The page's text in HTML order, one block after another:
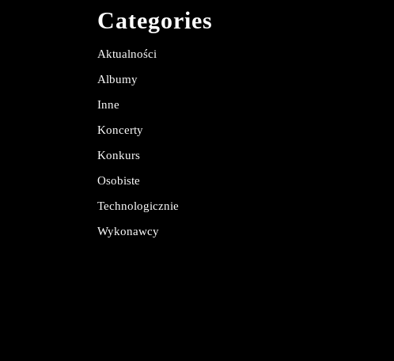
Categories
Aktualności
Albumy
Inne
Koncerty
Konkurs
Osobiste
Technologicznie
Wykonawcy